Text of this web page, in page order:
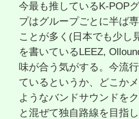
今最も推しているK-POP
プはグループごとに半ば
ことが多く(日本でも少し
を書いているLEEZ,
味が合う気がする。今流
ているというか、どこか
ようなバンドサウンドを
と混ぜて独自路線を目指